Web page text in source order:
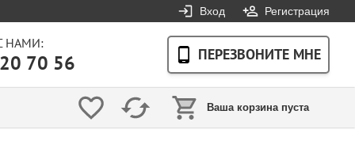
Вход Регистрация
НАМИ:
70 56 ПЕРЕЗВОНИТЕ МНЕ
Ваша корзина пуста